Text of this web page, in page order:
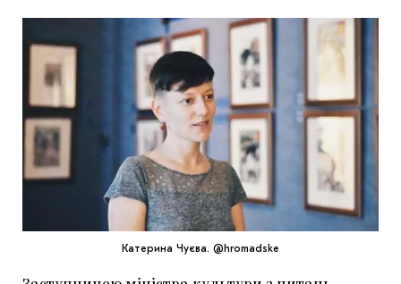
СПЕЦПРОЄКТИ
THE UKRAINIAN PAVILION AT VENICE BIENNALE
2022
МАРІУПОЛЬСЬКІ МАРГІНАЛІЇ
ДОСЛІДНИЦЬКА ПЛАТФОРМА
ЗАПАЛЕННЯ
Катерина Чуєва. @hromadske